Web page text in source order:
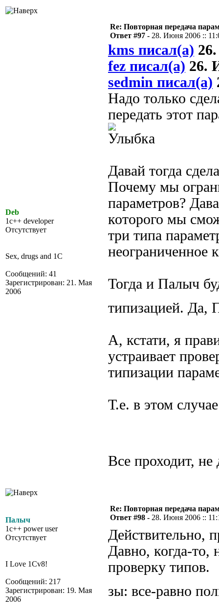
Deb
1c++ developer
Отсутствует
Sex, drugs and 1C
Сообщений: 41
Зарегистрирован: 21. Мая
2006
Re: Повторная передача
Ответ #97 - 28. Июня 2006 ::
kms писал(а)
fez писал(а) 26.
sedmin писал(а)
Надо только
передать этот
Давай тогда
Почему мы
параметров?
которого мы
три типа
неограниченное
Тогда и Палыч
типизацией. Да,
А, кстати, я
устраивает
типизации
Т.е. в этом
Все проходит,
Палыч
1c++ power user
Отсутствует
I Love 1Cv8!
Сообщений: 217
Зарегистрирован: 19. Мая
2006
Re: Повторная передача
Ответ #98 - 28. Июня 2006 ::
Действительно,
Давно, когда-то,
проверку типов.
зы: все-равно